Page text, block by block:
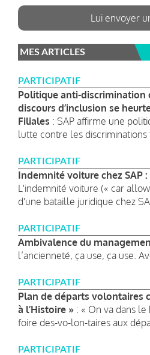
Lui envoyer
MES ARTICLES
PARTICIPATIF
Politique anti-discrimination
discours d’inclusion se
Filiales : SAP affirme une
lutte contre les discriminations
PARTICIPATIF
Indemnité voiture chez SAP
L'indemnité voiture (« car
d'une bataille juridique chez
PARTICIPATIF
Ambivalence du
l’ancienneté, ça use, ça use.
PARTICIPATIF
Plan de départs volontaires
à l’Histoire » : « On va dans
foire des-vo-lon-taires aux
PARTICIPATIF